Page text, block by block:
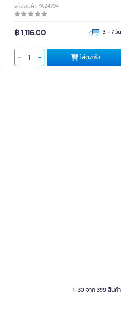
รหัสสินค้า YA24794
฿ 1,116.00 3 - 7 วัน
ใส่ตะกร้า
1-30 จาก 399 สินค้า